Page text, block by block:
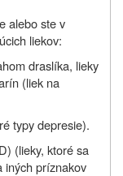
alebo ste v
liekov:
draslíka, lieky
(liek na
typy depresie).
(lieky, ktoré sa
iných príznakov